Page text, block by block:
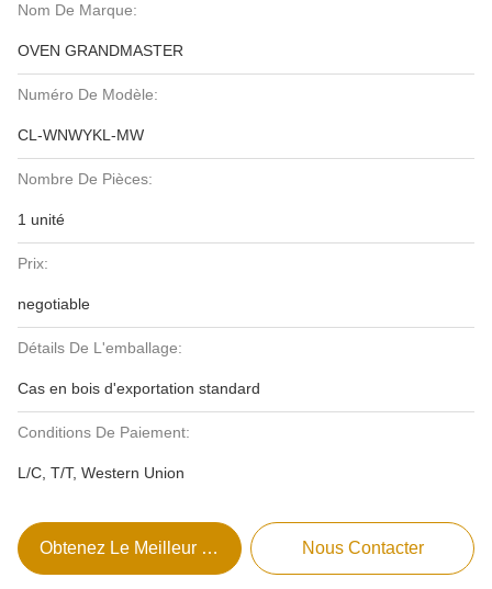
Nom De Marque:
OVEN GRANDMASTER
Numéro De Modèle:
CL-WNWYKL-MW
Nombre De Pièces:
1 unité
Prix:
negotiable
Détails De L'emballage:
Cas en bois d'exportation standard
Conditions De Paiement:
L/C, T/T, Western Union
Obtenez Le Meilleur Prix Nous Contacter